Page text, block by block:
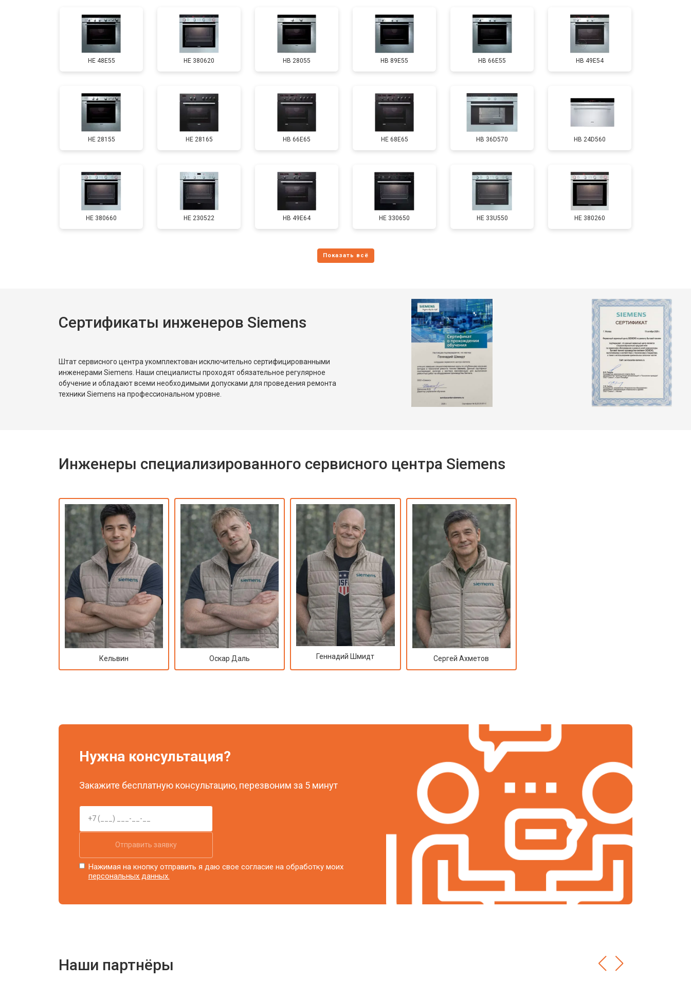
Замена панели управления от 120 мин от 4500 ₽ Заказать
HE 48E55 HE 380620 HB 28055 HB 89E55 HB 66E55 HB 49E54
HE 28155 HE 28165 HB 66E65 HE 68E65 HB 36D570 HB 24D560
HE 380660 HE 230522 HB 49E64 HE 330650 HE 33U550 HE 380260
Сертификаты инженеров Siemens
Штат сервисного центра укомплектован исключительно сертифицированными
инженерами Siemens. Наши специалисты проходят обязательное регулярное
обучение и обладают всеми необходимыми допусками для проведения ремонта
техники Siemens на профессиональном уровне.
Инженеры специализированного сервисного центра Siemens
Кельвин Оскар Даль Геннадий Шмидт Сергей Ахметов
Нужна консультация?
Закажите бесплатную консультацию, перезвоним за 5 минут
Отправить заявку
Нажимая на кнопку отправить я даю свое согласие на обработку моих
персональных данных.
Наши партнёры